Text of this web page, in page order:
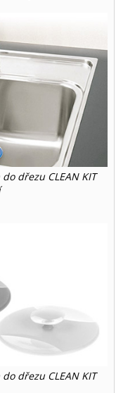
dřezu CLEAN KIT
dřezu CLEAN KIT